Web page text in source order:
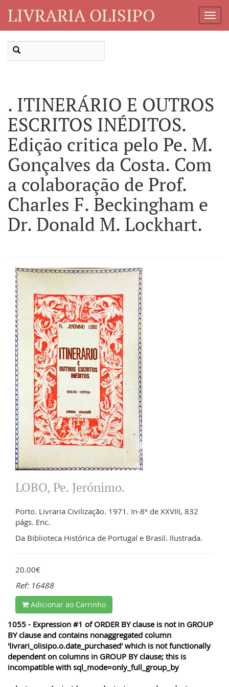
LIVRARIA OLISIPO
. ITINERÁRIO E OUTROS
ESCRITOS INÉDITOS.
Edição critica pelo Pe. M.
Gonçalves da Costa. Com
a colaboração de Prof.
Charles F. Beckingham e
Dr. Donald M. Lockhart.
LOBO, Pe. Jerónimo.
Porto. Livraria Civilização. 1971. In-8º de XXVIII, 832
págs. Enc.
Da Biblioteca Histórica de Portugal e Brasil. Ilustrada.
20.00€
Ref: 16488
Adicionar ao Carrinho
1055 - Expression #1 of ORDER BY clause is not in GROUP
BY clause and contains nonaggregated column
'livrari_olisipo.o.date_purchased' which is not functionally
dependent on columns in GROUP BY clause; this is
incompatible with sql_mode=only_full_group_by